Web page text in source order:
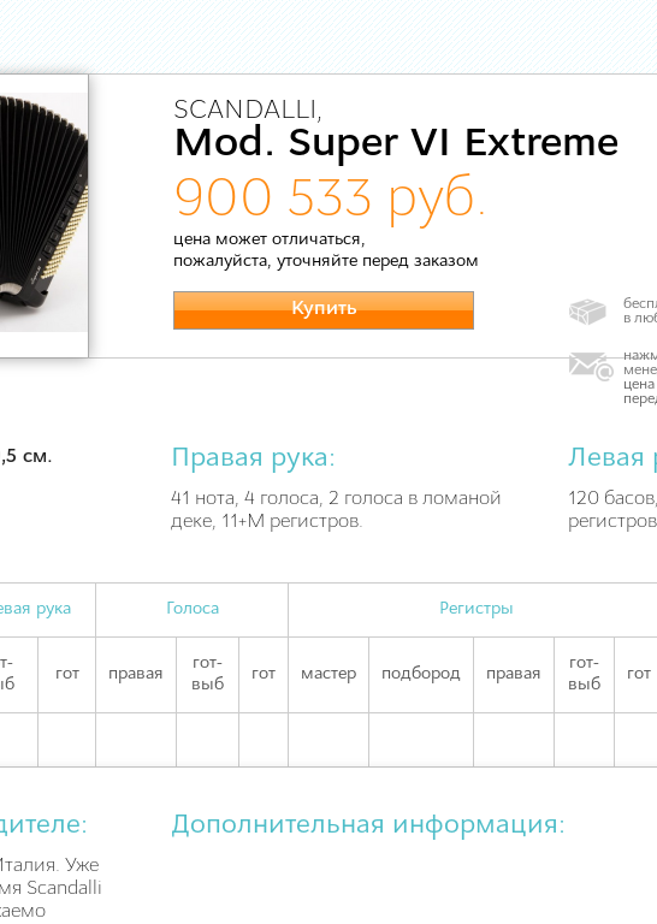
SCANDALLI,
Mod. Super VI Extreme
900 533 руб.
цена может отличаться,
пожалуйста, уточняйте перед заказом
Купить
в
см.
Правая рука:
41 нота, 4 голоса, 2 голоса в ломаной
деке, 11+M регистров.
Левая
120
рука Голоса Регистры
гот правая
гот-
выб
гот мастер подбород правая
гот-
выб
гот
Уже
Scandalli
Дополнительная информация: